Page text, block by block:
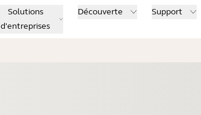
Solutions
d'entreprises
Découverte Support